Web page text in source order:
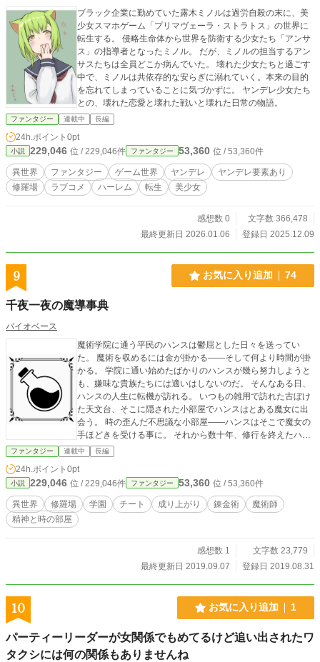
ブラック企業に勤めていた露木ミノルは過労自殺の末に、美
少女スマホゲーム「プリマヴェーラ・ストラトス」の世界に
転生する。 侵略生命体から世界を防衛する少女たち「アンサ
ス」の指導者となったミノル。 だが、ミノルの担当するアン
サスたちは全員どこか病んでいた。 壊れた少女たちと過ごす
中で、ミノルは共依存的な安らぎに溺れていく。本来の目的
を忘れてしまっていることに気づかずに。 ヤンデレ少女たち
との、壊れた恋愛と壊れた戦いと壊れた日常の物語。
ファンタジー 連載中 長編
24h.ポイント 0pt
小説 229,046 位 / 229,046件 ファンタジー 53,360 位 / 53,360件
異世界 ファンタジー ゲーム世界 ヤンデレ
ヤンデレ要素あり
修羅場
ラブコメ ハーレム 転生 美少女
感想数 0
文字数 366,478
最終更新日 2026.01.06
登録日 2025.12.09
9 お気に入り追加 74
千夜一夜の魔導事典
バイオベース
魔術学院に通う平民のハンスは鬱屈とした日々を送ってい
た。 魔術を収めるには金が掛かる――そして何より時間が掛
かる。 学院に通い始めたばかりのハンスが幾ら努力しようと
も、嫌味な貴族たちには適いはしないのだ。 そんなある日、
ハンスの人生に転機が訪れる。 いつもの雑用で訪れた古ぼけ
た天文台、そこに隠された小部屋でハンスはとある魔女に出
会う。 時の歪んだ不思議な小部屋――ハンスはそこで魔女の
手ほどきを受ける事に。 それから数十年、修行を終えたハン
スが部屋を出るが、外の世界はまだ一日ほどの時間しか経っ
ていなかった。
ファンタジー 連載中 長編
24h.ポイント 0pt
小説 229,046 位 / 229,046件 ファンタジー 53,360 位 / 53,360件
異世界 修羅場 学園 チート 成り上がり 錬金術
魔術師
精神と時の部屋
感想数 1
文字数 23,779
最終更新日 2019.09.07
登録日 2019.08.31
10 お気に入り追加 1
パーティーリーダーが女関係でもめてるけど追い出されたワ
タクシには何の関係もありませんね